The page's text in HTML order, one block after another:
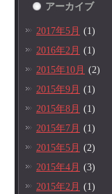
アーカイブ
2017年5月 (1)
2016年2月 (1)
2015年10月 (2)
2015年9月 (1)
2015年8月 (1)
2015年7月 (1)
2015年5月 (2)
2015年4月 (3)
2015年2月 (1)